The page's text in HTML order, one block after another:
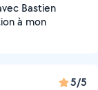
Bastien
à mon
5/5